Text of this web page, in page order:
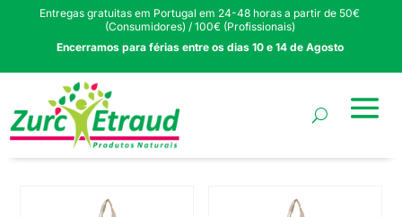
Entregas gratuitas em Portugal em 24-48 horas a partir de 50€
(Consumidores) / 100€ (Profissionais)
Encerramos para férias entre os dias 10 e 14 de Agosto